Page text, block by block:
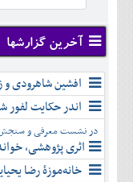
شهريور
مهر
آبان
آذر
دی
بهمن
اسفند
تير
مرداد
شهريور
مهر
آبان
آذر
دی
بهمن
اسفند
آخرین گزارشها
افشین شاهرودی و
اندر حکایت لفور
در نشست معرفی و سنجش
اثری پژوهشی،
خانه‌موزۀ رضا